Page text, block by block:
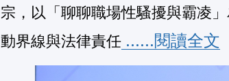
宗，以「聊聊職場性騷擾與霸凌
動界線與法律責任 ......閱讀全文